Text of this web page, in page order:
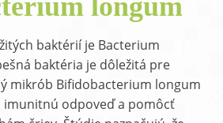
longum
baktérií je Bacterium
baktéria je dôležitá pre
mikrób Bifidobacterium longum
imunitnú odpoveď a pomôcť